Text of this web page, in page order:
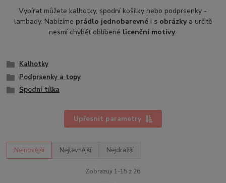
Vybírat můžete kalhotky, spodní košilky nebo podprsenky -
lambady. Nabízíme prádlo jednobarevnéi s obrázkya určitě
nesmí chybět oblíbené licenční motivy.
Kalhotky
Podprsenky a topy
Spodní tílka
Upřesnit parametry
Nejnovější Nejlevnější Nejdražší
Zobrazuji 1-15 z 26